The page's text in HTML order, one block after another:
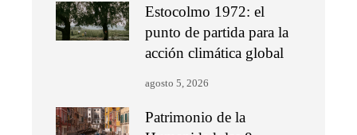
Estocolmo 1972: el
punto de partida para la
acción climática global
agosto 5, 2026
Patrimonio de la